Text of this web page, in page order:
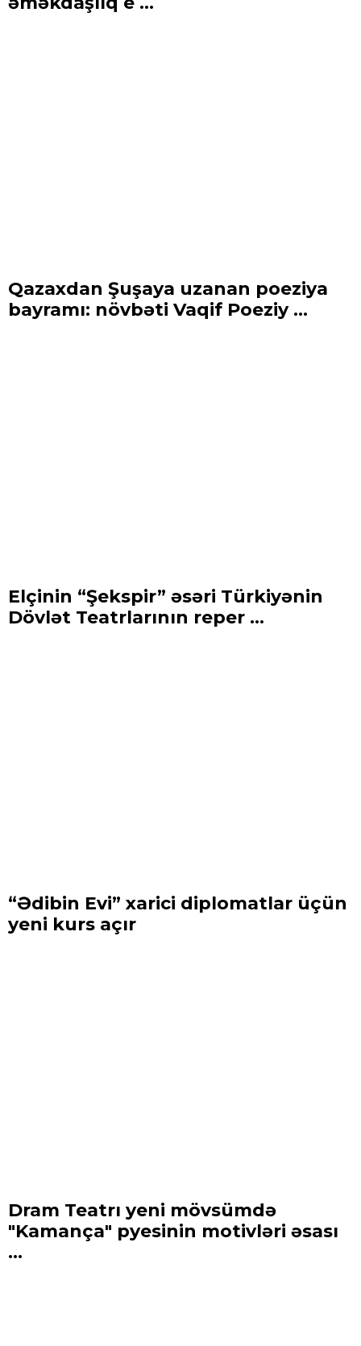
Qazaxdan Şuşaya uzanan poeziya
bayramı: növbəti Vaqif Poeziy ...
Elçinin “Şekspir” əsəri Türkiyənin
Dövlət Teatrlarının reper ...
“Ədibin Evi” xarici diplomatlar üçün
yeni kurs açır
Dram Teatrı yeni mövsümdə
"Kamança" pyesinin motivləri əsası
...